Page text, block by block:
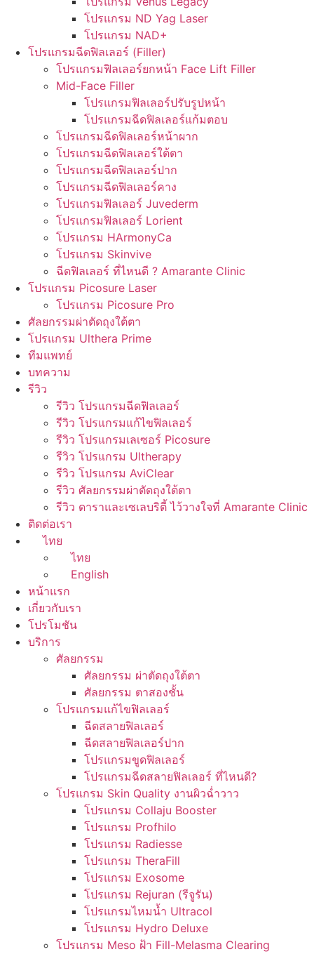
โปรแกรม ND Yag Laser
โปรแกรม NAD+
โปรแกรมฉีดฟิลเลอร์ (Filler)
โปรแกรมฟิลเลอร์ยกหน้า Face Lift Filler
Mid-Face Filler
โปรแกรมฟิลเลอร์ปรับรูปหน้า
โปรแกรมฉีดฟิลเลอร์แก้มตอบ
โปรแกรมฉีดฟิลเลอร์หน้าผาก
โปรแกรมฉีดฟิลเลอร์ใต้ตา
โปรแกรมฉีดฟิลเลอร์ปาก
โปรแกรมฉีดฟิลเลอร์คาง
โปรแกรมฟิลเลอร์ Juvederm
โปรแกรมฟิลเลอร์ Lorient
โปรแกรม HArmonyCa
โปรแกรม Skinvive
ฉีดฟิลเลอร์ ที่ไหนดี ? Amarante Clinic
โปรแกรม Picosure Laser
โปรแกรม Picosure Pro
ศัลยกรรมผ่าตัดถุงใต้ตา
โปรแกรม Ulthera Prime
ทีมแพทย์
บทความ
รีวิว
รีวิว โปรแกรมฉีดฟิลเลอร์
รีวิว โปรแกรมแก้ไขฟิลเลอร์
รีวิว โปรแกรมเลเซอร์ Picosure
รีวิว โปรแกรม Ultherapy
รีวิว โปรแกรม AviClear
รีวิว ศัลยกรรมผ่าตัดถุงใต้ตา
รีวิว ดาราและเซเลบริตี้ ไว้วางใจที่ Amarante Clinic
ติดต่อเรา
ไทย
ไทย
English
หน้าแรก
เกี่ยวกับเรา
โปรโมชัน
บริการ
ศัลยกรรม
ศัลยกรรม ผ่าตัดถุงใต้ตา
ศัลยกรรม ตาสองชั้น
โปรแกรมแก้ไขฟิลเลอร์
ฉีดสลายฟิลเลอร์
ฉีดสลายฟิลเลอร์ปาก
โปรแกรมขูดฟิลเลอร์
โปรแกรมฉีดสลายฟิลเลอร์ ที่ไหนดี?
โปรแกรม Skin Quality งานผิวฉ่ำวาว
โปรแกรม Collaju Booster
โปรแกรม Profhilo
โปรแกรม Radiesse
โปรแกรม TheraFill
โปรแกรม Exosome
โปรแกรม Rejuran (รีจูรัน)
โปรแกรมไหมน้ำ Ultracol
โปรแกรม Hydro Deluxe
โปรแกรม Meso ฝ้า Fill-Melasma Clearing